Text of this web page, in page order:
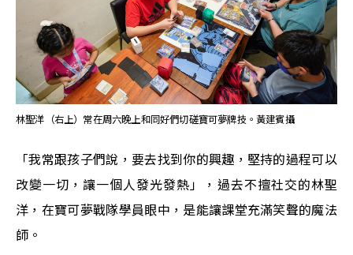
林聖洋（右上）常在周六晚上和同好們切磋寶可夢牌技。黃建賓攝
「我常跟孩子們說，要去找到你的興趣，堅持的過程可以
改變一切，讓一個人發光發熱」，過去不擅社交的林聖
洋，在寶可夢戰隊學員眼中，是能讓課堂充滿笑聲的魔法
師。